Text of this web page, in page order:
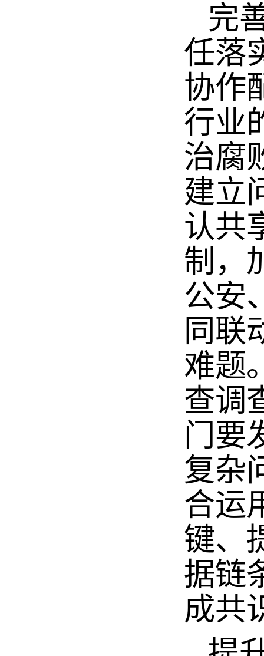
完
任落
协作
行业
治腐
建立
认共
制，
公安
同联
难题
查调
门要
复杂
合运
键、
据链
成共